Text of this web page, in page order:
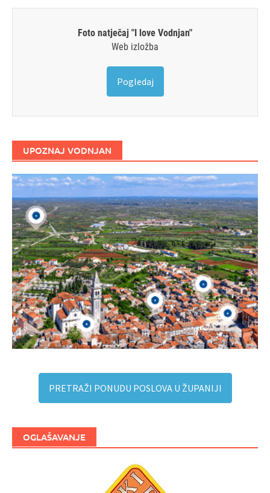
Foto natječaj "I love Vodnjan"
Web izložba
Pogledaj
UPOZNAJ VODNJAN
PRETRAŽI PONUDU POSLOVA U ŽUPANIJI
OGLAŠAVANJE